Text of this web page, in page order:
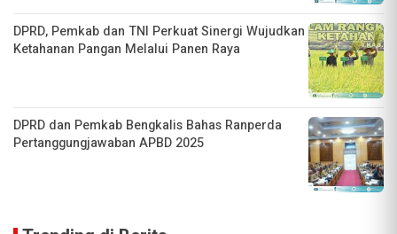
DPRD, Pemkab dan TNI Perkuat Sinergi Wujudkan
Ketahanan Pangan Melalui Panen Raya
DPRD dan Pemkab Bengkalis Bahas Ranperda
Pertanggungjawaban APBD 2025